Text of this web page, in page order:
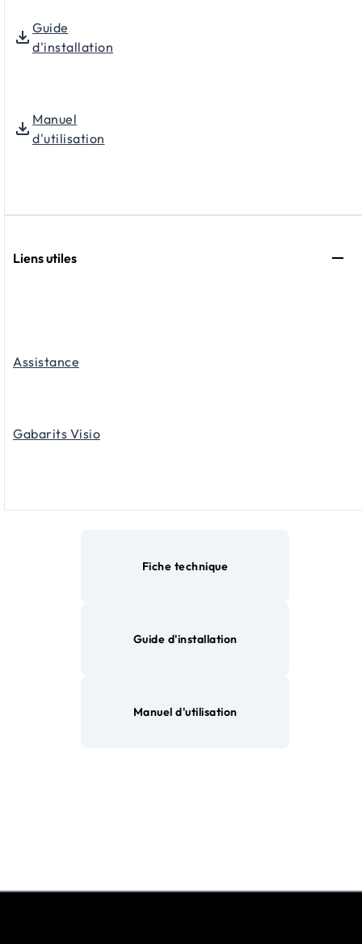
Guide
d'installation
Manuel
d'utilisation
Liens utiles
Assistance
Gabarits Visio
Fiche technique
Guide d'installation
Manuel d'utilisation